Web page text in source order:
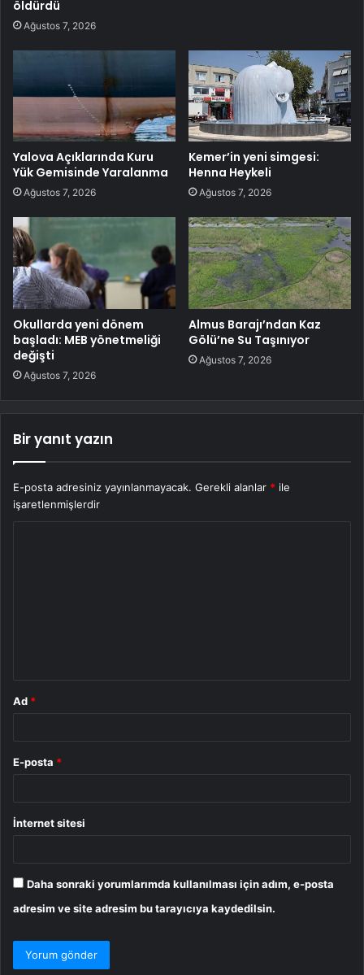
öldürdü
Ağustos 7, 2026
Yalova Açıklarında Kuru
Yük Gemisinde Yaralanma
Ağustos 7, 2026
Kemer’in yeni simgesi:
Henna Heykeli
Ağustos 7, 2026
Okullarda yeni dönem
başladı: MEB yönetmeliği
değişti
Ağustos 7, 2026
Almus Barajı’ndan Kaz
Gölü’ne Su Taşınıyor
Ağustos 7, 2026
Bir yanıt yazın
E-posta adresiniz yayınlanmayacak. Gerekli alanlar * ile
işaretlenmişlerdir
Ad *
E-posta *
İnternet sitesi
Daha sonraki yorumlarımda kullanılması için adım, e-posta
adresim ve site adresim bu tarayıcıya kaydedilsin.